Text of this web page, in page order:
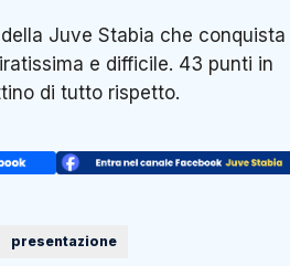
Juve Stabia che conquista
e difficile. 43 punti in
di tutto rispetto.
presentazione